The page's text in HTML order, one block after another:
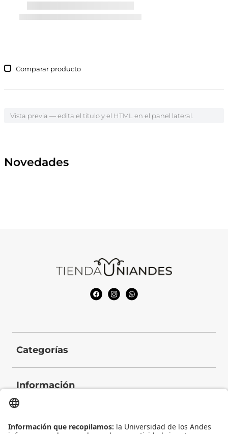
Comparar
Vista previa — edita el título y el HTML en el panel lateral.
Novedades
Categorías
Información
Contacto